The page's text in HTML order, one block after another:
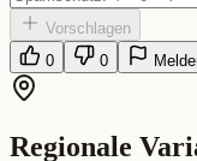
Vorschlagen
0
0
Regionale